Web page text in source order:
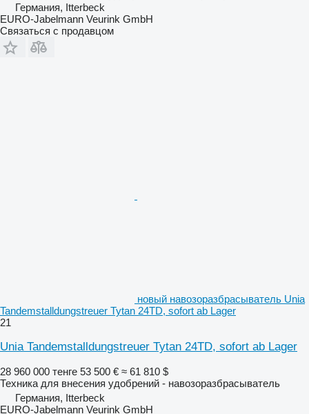
Германия, Itterbeck
EURO-Jabelmann Veurink GmbH
Связаться с продавцом
новый навозоразбрасыватель Unia
Tandemstalldungstreuer Tytan 24TD, sofort ab Lager
21
Unia Tandemstalldungstreuer Tytan 24TD, sofort ab Lager
28 960 000 тенге 53 500 € ≈ 61 810 $
Техника для внесения удобрений - навозоразбрасыватель
Германия, Itterbeck
EURO-Jabelmann Veurink GmbH